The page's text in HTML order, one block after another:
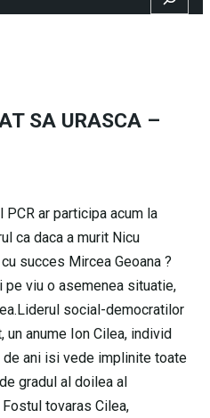
SA URASCA –
ar participa acum la
ca daca a murit Nicu
succes Mircea Geoana ?
viu o asemenea situatie,
social-democratilor
un anume Ion Cilea, individ
de ani isi vede implinite toate
gradul al doilea al
tovaras Cilea,